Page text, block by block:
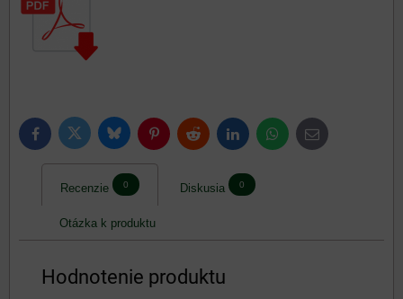
FacebookTwitter BlueskyPinterestReddit LinkedInWhatsApp
E-
mail
Recenzie 0 Diskusia 0
Otázka k produktu
Hodnotenie produktu